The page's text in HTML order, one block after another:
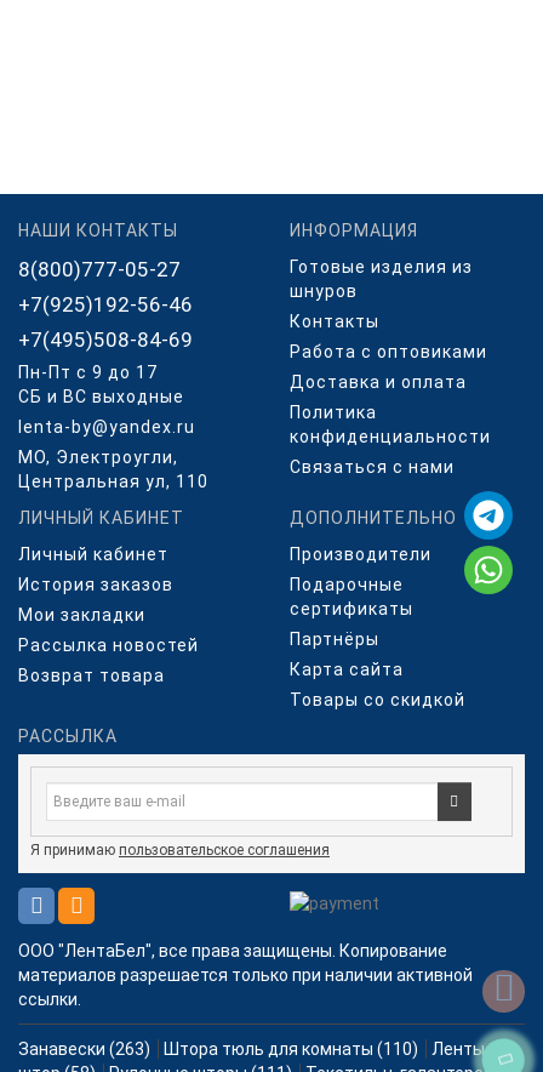
НАШИ КОНТАКТЫ
8(800)777-05-27
+7(925)192-56-46
+7(495)508-84-69
Пн-Пт с 9 до 17
СБ и ВС выходные
lenta-by@yandex.ru
МО, Электроугли,
Центральная ул, 110
ИНФОРМАЦИЯ
Готовые изделия из
шнуров
Контакты
Работа с оптовиками
Доставка и оплата
Политика
конфиденциальности
Связаться с нами
ЛИЧНЫЙ КАБИНЕТ
Личный кабинет
История заказов
Мои закладки
Рассылка новостей
Возврат товара
ДОПОЛНИТЕЛЬНО
Производители
Подарочные
сертификаты
Партнёры
Карта сайта
Товары со скидкой
РАССЫЛКА
Я принимаю пользовательское соглашения
ООО "ЛентаБел", все права защищены. Копирование
материалов разрешается только при наличии активной
ссылки.
Занавески (263) Штора тюль для комнаты (110)
Ленты для